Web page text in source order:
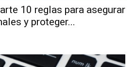
10 reglas para asegurar
y proteger...